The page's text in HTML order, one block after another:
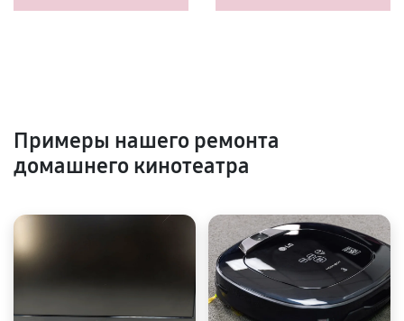
Примеры нашего ремонта
домашнего кинотеатра